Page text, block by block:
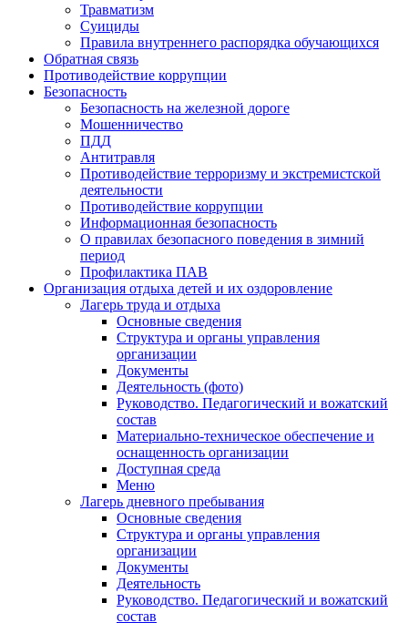
Травматизм
Суициды
Правила внутреннего распорядка обучающихся
Обратная связь
Противодействие коррупции
Безопасность
Безопасность на железной дороге
Мошенничество
ПДД
Антитравля
Противодействие терроризму и экстремистской
деятельности
Противодействие коррупции
Информационная безопасность
О правилах безопасного поведения в зимний
период
Профилактика ПАВ
Организация отдыха детей и их оздоровление
Лагерь труда и отдыха
Основные сведения
Структура и органы управления
организации
Документы
Деятельность (фото)
Руководство. Педагогический и вожатский
состав
Материально-техническое обеспечение и
оснащенность организации
Доступная среда
Меню
Лагерь дневного пребывания
Основные сведения
Структура и органы управления
организации
Документы
Деятельность
Руководство. Педагогический и вожатский
состав